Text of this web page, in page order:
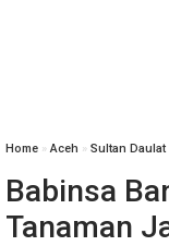
Home »Aceh » Sultan Daulat
Babinsa
Tanaman